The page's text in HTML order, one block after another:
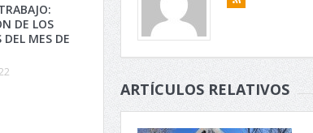
ARTÍCULOS RELATIVOS
DE LOS
DEL MES DE